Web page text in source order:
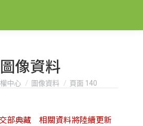
圖像資料
中心 圖像資料 頁面 140
部典藏 相關資料將陸續更新